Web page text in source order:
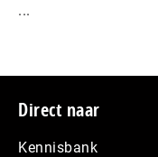
...
Footer
Direct naar
Kennisbank